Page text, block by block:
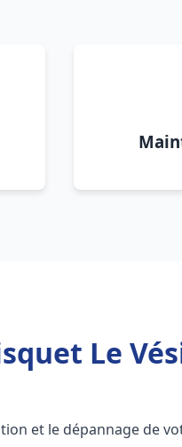
Le
et le dépannage de